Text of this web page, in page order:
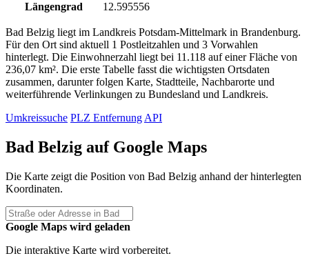
Längengrad
12.595556
Bad Belzig liegt im Landkreis Potsdam-Mittelmark in Brandenburg.
Für den Ort sind aktuell 1 Postleitzahlen und 3 Vorwahlen
hinterlegt. Die Einwohnerzahl liegt bei 11.118 auf einer Fläche von
236,07 km². Die erste Tabelle fasst die wichtigsten Ortsdaten
zusammen, darunter folgen Karte, Stadtteile, Nachbarorte und
weiterführende Verlinkungen zu Bundesland und Landkreis.
Umkreissuche PLZ EntfernungAPI
Bad Belzig auf Google Maps
Die Karte zeigt die Position von Bad Belzig anhand der hinterlegten
Koordinaten.
Google Maps wird geladen
Die interaktive Karte wird vorbereitet.